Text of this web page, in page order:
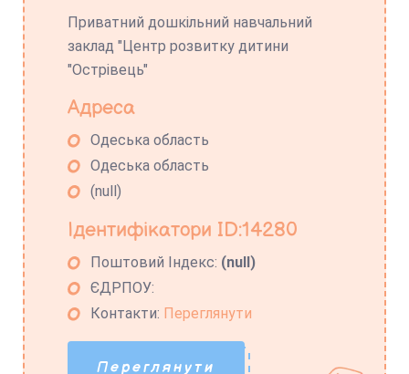
Приватний дошкільний навчальний
заклад "Центр розвитку дитини
"Острівець"
Адреса
Одеська область
Одеська область
(null)
Ідентифікатори ID:14280
Поштовий Індекс: (null)
ЄДРПОУ:
Контакти: Переглянути
Переглянути